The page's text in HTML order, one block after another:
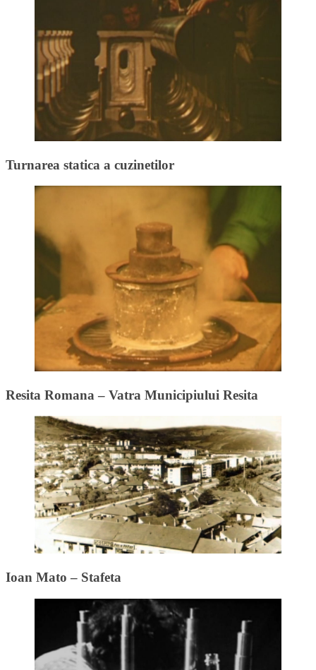
Turnarea statica a cuzinetilor
Resita Romana – Vatra Municipiului Resita
Ioan Mato – Stafeta